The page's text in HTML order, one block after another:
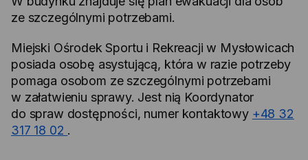
ze szczególnymi potrzebami.
Miejski Ośrodek Sportu i Rekreacji w Mysłowicach
posiada osobę asystującą, która w razie potrzeby
pomaga osobom ze szczególnymi potrzebami
w załatwieniu sprawy. Jest nią Koordynator
do spraw dostępności, numer kontaktowy +48 32
317 18 02 .